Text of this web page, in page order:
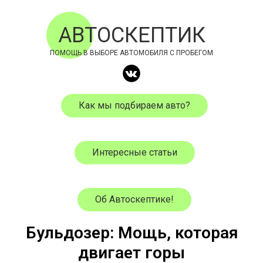
АВТОСКЕПТИК
ПОМОЩЬ В ВЫБОРЕ АВТОМОБИЛЯ С ПРОБЕГОМ
Как мы подбираем авто?
Интересные статьи
Об Автоскептике!
Бульдозер: Мощь, которая
двигает горы